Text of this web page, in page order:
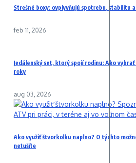
Strešné boxy: ovplyvňujú spotrebu, stabilitu
feb 11, 2026
Jedálenský set, ktorý spojí rodinu: Ako
roky
aug 03, 2026
Ako využiť štvorkolku naplno? O týchto
netušíte